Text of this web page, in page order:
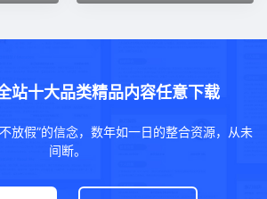
站十大品类精品内容任意下载
放假”的信念，数年如一日的整合资源，从未
间断。